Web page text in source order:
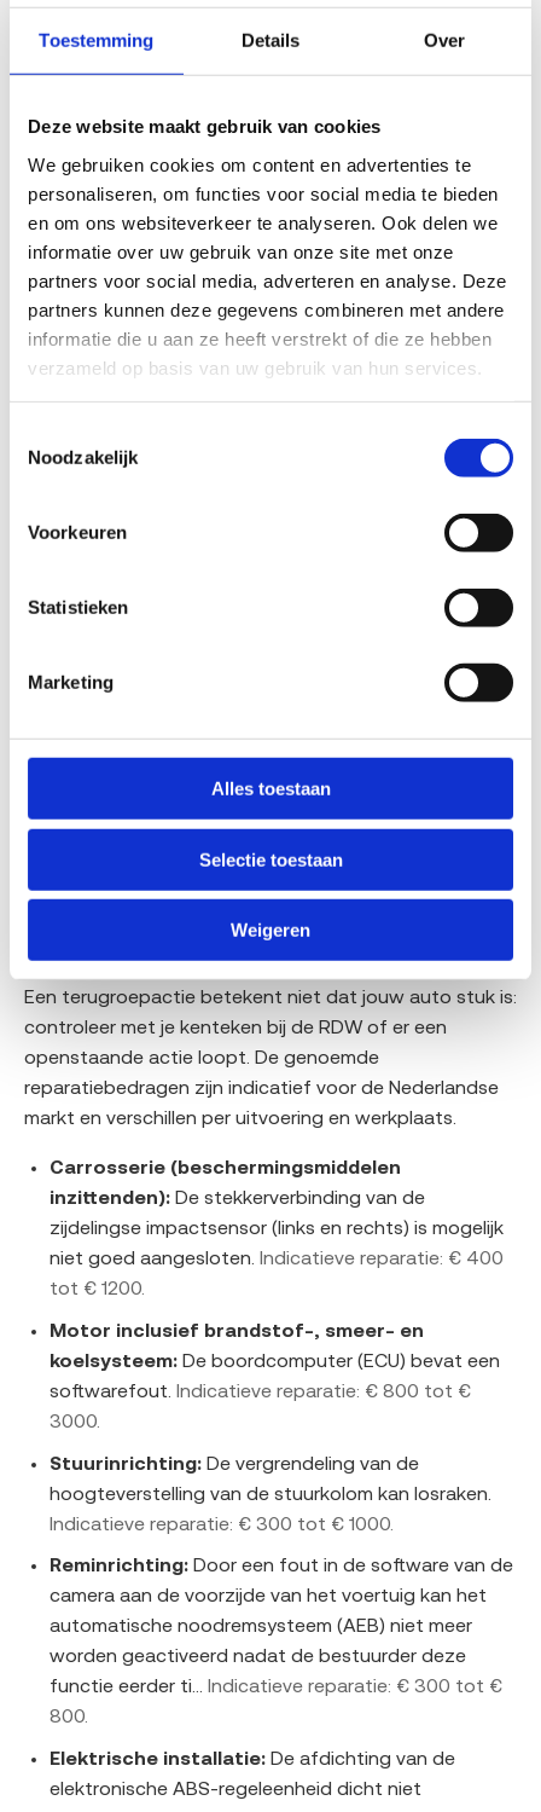
Toestemming Details Over
Deze website maakt gebruik van cookies
We gebruiken cookies om content en advertenties te
personaliseren, om functies voor social media te bieden
en om ons websiteverkeer te analyseren. Ook delen we
informatie over uw gebruik van onze site met onze
partners voor social media, adverteren en analyse. Deze
partners kunnen deze gegevens combineren met andere
informatie die u aan ze heeft verstrekt of die ze hebben
verzameld op basis van uw gebruik van hun services.
Noodzakelijk
Voorkeuren
Statistieken
Marketing
Alles toestaan
Selectie toestaan
Weigeren
Lees verder
Auto APK afgekeurd verkopen
Sloopauto verkopen in Rotterdam
Live activiteit: Fiat Panda via Sloopauto.com
De afgelopen periode zijn er2 Fiat Pandasvia
Sloopauto.com aangemeld en verkocht aan een RDW-
erkende afnemer:
14 mei 2026:
Fiat Panda uit bouwjaar 2011
14 mei 2026:
Fiat Panda uit bouwjaar 2009
dus een nieuwe Fiat Panda-aanmelding wordt vaak
binnen enkele werkdagen opgepakt.
kenteken →
Fiat Punto
Bekende mankementen bij de Fiat Panda volgens RDW-
terugroepacties
De RDW registreert terugroepacties per model. Voor de
Een terugroepactie betekent niet dat jouw auto stuk is:
controleer met je kenteken bij de RDW of er een
openstaande actie loopt. De genoemde
reparatiebedragen zijn indicatief voor de Nederlandse
markt en verschillen per uitvoering en werkplaats.
Carrosserie (beschermingsmiddelen
inzittenden):De stekkerverbinding van de
zijdelingse impactsensor (links en rechts) is mogelijk
niet goed aangesloten. Indicatieve reparatie: € 400
tot € 1200.
Motor inclusief brandstof-, smeer- en
koelsysteem:De boordcomputer (ECU) bevat een
softwarefout. Indicatieve reparatie: € 800 tot €
3000.
Stuurinrichting:De vergrendeling van de
hoogteverstelling van de stuurkolom kan losraken.
Indicatieve reparatie: € 300 tot € 1000.
Reminrichting:Door een fout in de software van de
camera aan de voorzijde van het voertuig kan het
automatische noodremsysteem (AEB) niet meer
worden geactiveerd nadat de bestuurder deze
functie eerder ti... Indicatieve reparatie: € 300 tot €
800.
Elektrische installatie:De afdichting van de
elektronische ABS-regeleenheid dicht niet